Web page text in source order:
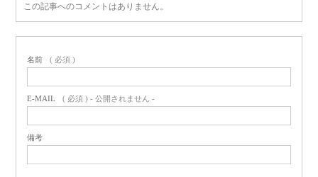
この記事へのコメントはありません。
名前 ( 必須 )
E-MAIL ( 必須 ) - 公開されません -
備考